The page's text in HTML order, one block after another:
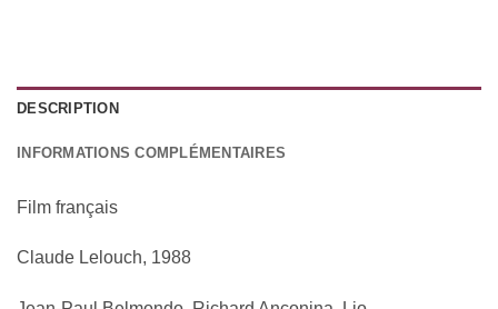
DESCRIPTION
INFORMATIONS COMPLÉMENTAIRES
Film français
Claude Lelouch, 1988